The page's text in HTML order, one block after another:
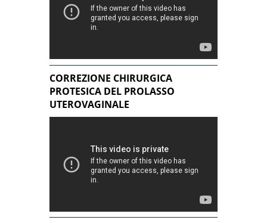
CORREZIONE CHIRURGICA
PROTESICA DEL PROLASSO
UTEROVAGINALE